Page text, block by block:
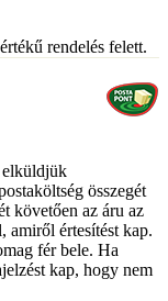
értékű rendelés felett.
elküldjük
összegét
követően az áru az
amiről értesítést kap.
fér bele. Ha
kap, hogy nem